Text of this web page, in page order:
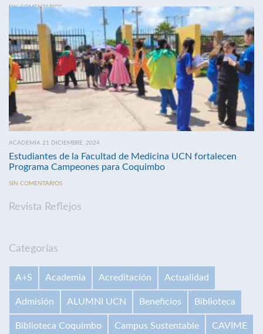
SIN COMENTARIOS
ACADEMIA 21 DICIEMBRE, 2024
Estudiantes de la Facultad de Medicina UCN fortalecen
Programa Campeones para Coquimbo
SIN COMENTARIOS
Revista Reflejos
Categorías
A+S Academia Acreditación Actualidad
Admisión ALUMNI UCN Beneficios Biblioteca
Biblioteca Coquimbo Campus Sustentable CAVIME